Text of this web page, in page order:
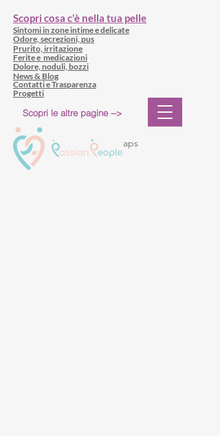
Scopri cosa c'è nella tua pelle
Sintomi in zone intime e delicate
Odore, secrezioni, pus
Prurito, irritazione
Ferite e medicazioni
Dolore, noduli, bozzi
Progetti
News & Blog
Contatti e Trasparenza
aps
Scopri le altre pagine -->